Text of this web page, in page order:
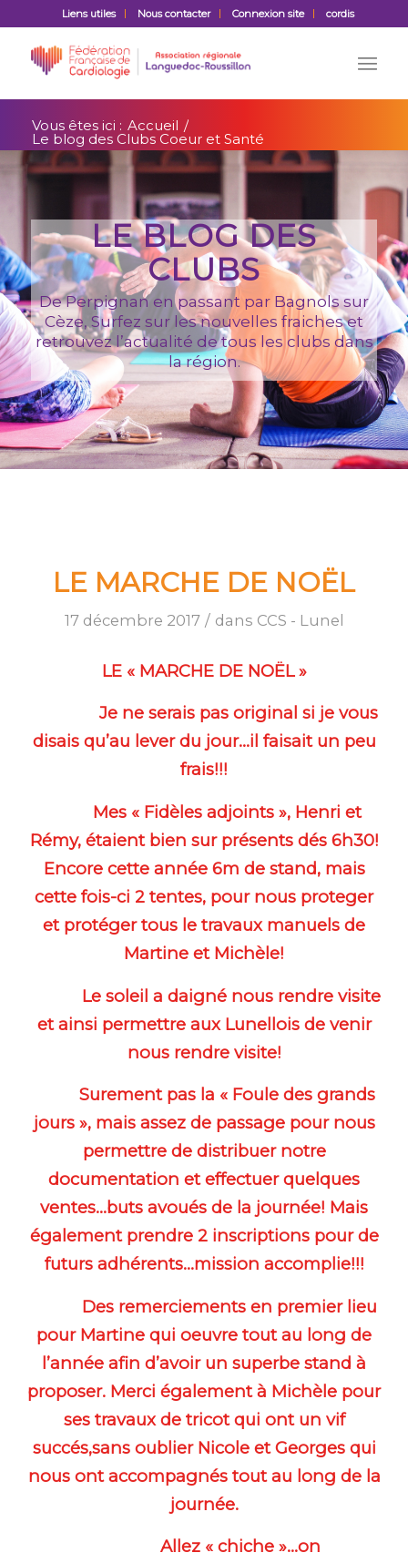
Liens utiles Nous contacter Connexion site cordis
Vous êtes ici : Accueil /
Le blog des Clubs Coeur et Santé
LE BLOG DES
CLUBS
De Perpignan en passant par Bagnols sur
Cèze, Surfez sur les nouvelles fraiches et
retrouvez l’actualité de tous les clubs dans
la région.
LE MARCHE DE NOËL
17 décembre 2017 / dans CCS - Lunel
LE « MARCHE DE NOËL »
Je ne serais pas original si je vous
disais qu’au lever du jour…il faisait un peu
frais!!!
Mes « Fidèles adjoints », Henri et
Rémy, étaient bien sur présents dés 6h30!
Encore cette année 6m de stand, mais
cette fois-ci 2 tentes, pour nous proteger
et protéger tous le travaux manuels de
Martine et Michèle!
Le soleil a daigné nous rendre visite
et ainsi permettre aux Lunellois de venir
nous rendre visite!
Surement pas la « Foule des grands
jours », mais assez de passage pour nous
permettre de distribuer notre
documentation et effectuer quelques
ventes…buts avoués de la journée! Mais
également prendre 2 inscriptions pour de
futurs adhérents…mission accomplie!!!
Des remerciements en premier lieu
pour Martine qui oeuvre tout au long de
l’année afin d’avoir un superbe stand à
proposer. Merci également à Michèle pour
ses travaux de tricot qui ont un vif
succés,sans oublier Nicole et Georges qui
nous ont accompagnés tout au long de la
journée.
Allez « chiche »…on